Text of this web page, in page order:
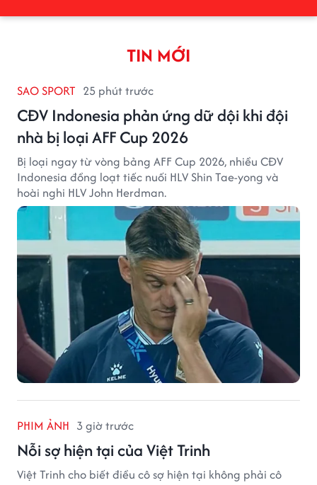
TIN MỚI
SAO SPORT 25 phút trước
CĐV Indonesia phản ứng dữ dội khi đội
nhà bị loại AFF Cup 2026
Bị loại ngay từ vòng bảng AFF Cup 2026, nhiều CĐV
Indonesia đồng loạt tiếc nuối HLV Shin Tae-yong và
hoài nghi HLV John Herdman.
PHIM ẢNH 3 giờ trước
Nỗi sợ hiện tại của Việt Trinh
Việt Trinh cho biết điều cô sợ hiện tại không phải cô